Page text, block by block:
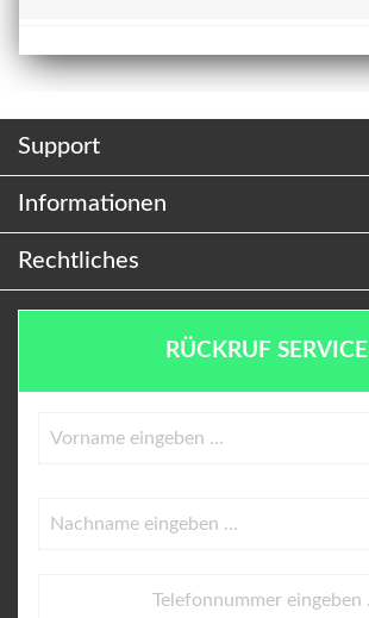
Support
Informationen
Rechtliches
RÜCKRUF SERVICE